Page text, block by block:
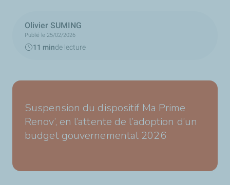
Olivier SUMING
Publié le 25/02/2026
11 minde lecture
Suspension du dispositif Ma Prime
Renov’, en l’attente de l’adoption d’un
budget gouvernemental 2026